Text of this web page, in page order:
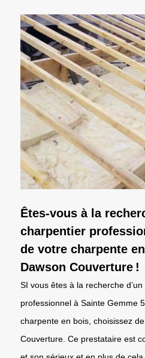
Êtes-vous à la
charpentier
de votre charpente
Dawson Couverture !
SI vous êtes à la recherche
professionnel à Sainte Gemme
charpente en bois, choisissez
Couverture. Ce prestataire est